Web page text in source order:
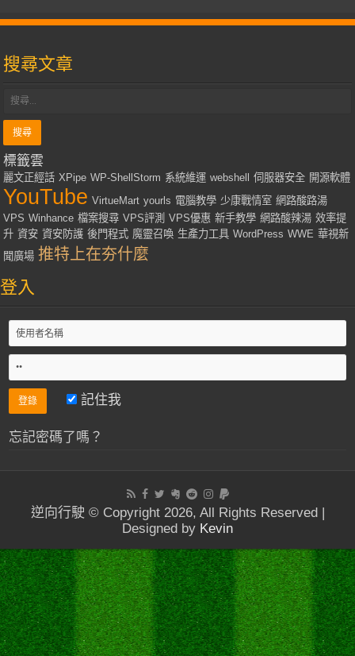
搜尋文章
標籤雲
麗文正經話 XPipe WP-ShellStorm 系統維運 webshell 伺服器安全 開源軟體
YouTube VirtueMart yourls 電腦教學 少康戰情室 網路酸路湯
VPS Winhance 檔案搜尋 VPS評測 VPS優惠 新手教學 網路酸辣湯 效率提
升 資安 資安防護 後門程式 魔靈召喚 生產力工具 WordPress WWE 華視新
聞廣場 推特上在夯什麼
登入
記住我
忘記密碼了嗎？
逆向行駛 © Copyright 2026, All Rights Reserved |
Designed by Kevin